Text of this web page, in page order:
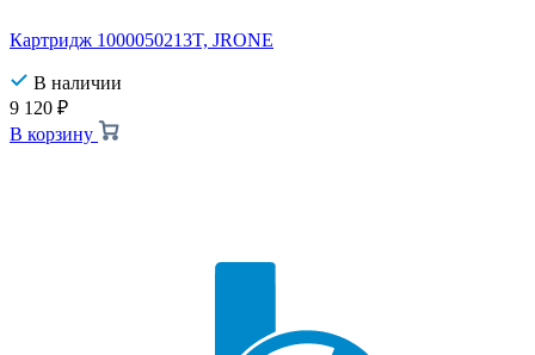
Картридж 1000050213T, JRONE
В наличии
9 120 ₽
В корзину